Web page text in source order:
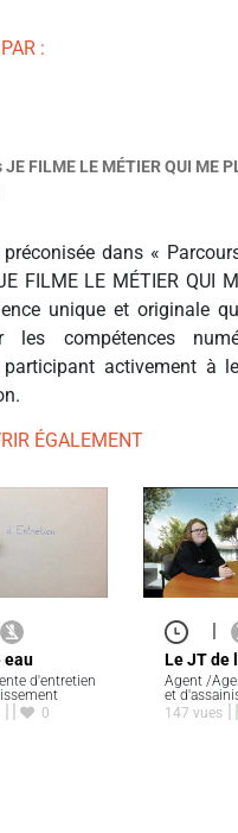
:
FILME LE MÉTIER QUI ME
préconisée dans «
FILME LE MÉTIER QUI
unique et originale
les compétences
participant activement à
ÉGALEMENT
eau
d'entretien
0
Le JT de
Agent /
et
147 vues